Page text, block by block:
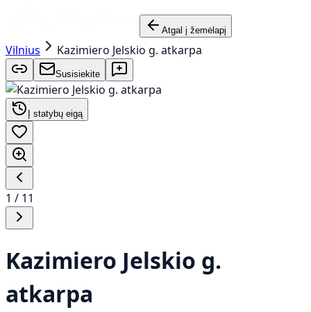
Atgal į žemėlapį
Vilnius Kazimiero Jelskio g. atkarpa
Susisiekite
Į statybų eigą
1 / 11
Kazimiero Jelskio g.
atkarpa